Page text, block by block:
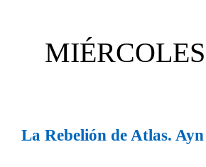
La Rebelión de Atlas.